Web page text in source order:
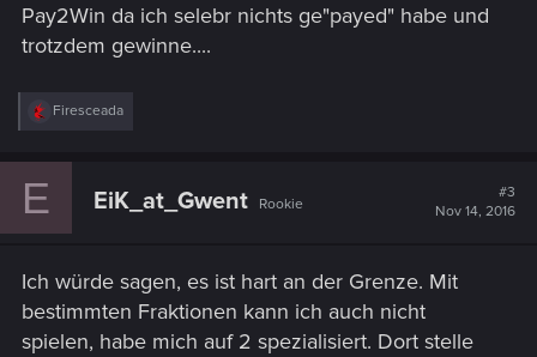
Pay2Win da ich selebr nichts ge"payed" habe und
trotzdem gewinne....
R
c
Firesceada
E EiK_at_Gwent Rookie
#3
Nov 14, 2016
Ich würde sagen, es ist hart an der Grenze. Mit
bestimmten Fraktionen kann ich auch nicht
spielen, habe mich auf 2 spezialisiert. Dort stelle